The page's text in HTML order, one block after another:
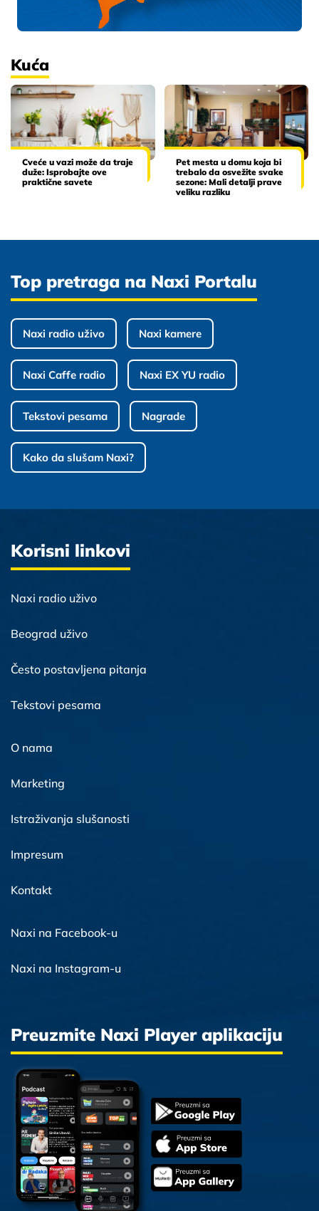
Kuća
Cveće u vazi može da traje
duže: Isprobajte ove
praktične savete
Pet mesta u domu koja bi
trebalo da osvežite svake
sezone: Mali detalji prave
veliku razliku
Top pretraga na Naxi Portalu
Naxi radio uživo Naxi kamere
Naxi Caffe radio Naxi EX YU radio
Tekstovi pesama Nagrade
Kako da slušam Naxi?
Korisni linkovi
Naxi radio uživo
Beograd uživo
Često postavljena pitanja
Tekstovi pesama
O nama
Marketing
Istraživanja slušanosti
Impresum
Kontakt
Naxi na Facebook-u
Naxi na Instagram-u
Preuzmite Naxi Player aplikaciju